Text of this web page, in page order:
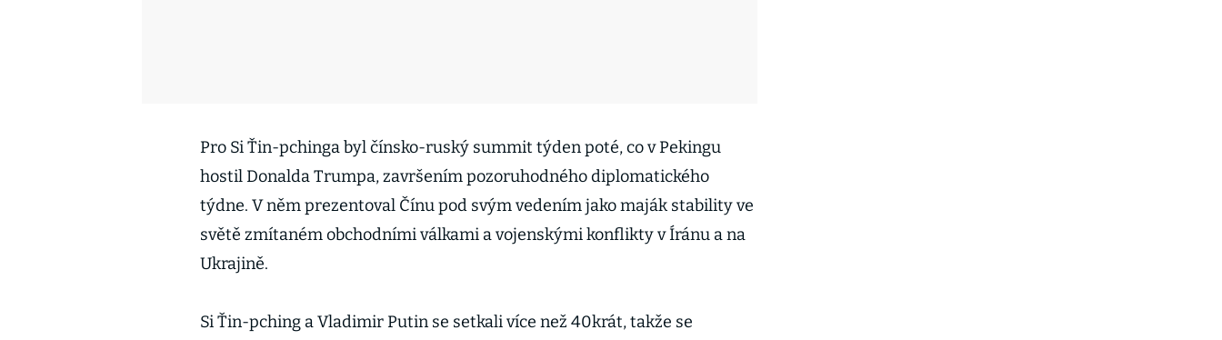
Pro Si Ťin-pchinga byl čínsko-ruský summit týden poté, co v Pekingu
hostil Donalda Trumpa, završením pozoruhodného diplomatického
týdne. V něm prezentoval Čínu pod svým vedením jako maják stability ve
světě zmítaném obchodními válkami a vojenskými konflikty v Íránu a na
Ukrajině.
Si Ťin-pching a Vladimir Putin se setkali více než 40krát, takže se